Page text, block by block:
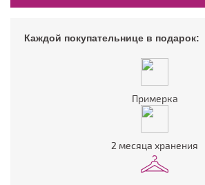
Каждой покупательнице в подарок:
Примерка
2 месяца хранения